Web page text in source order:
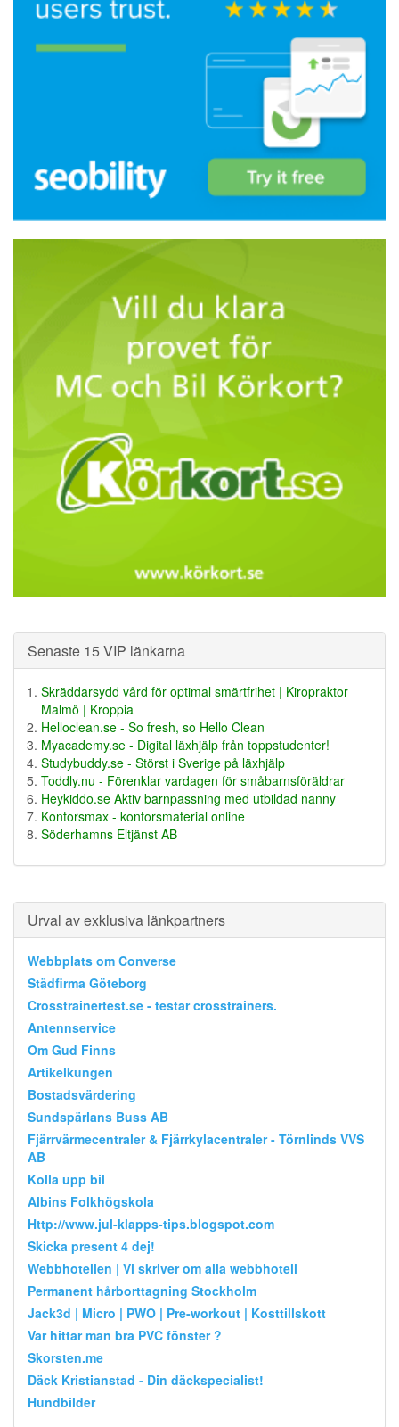
Senaste 15 VIP länkarna
Skräddarsydd vård för optimal smärtfrihet | Kiropraktor
Malmö | Kroppia
Helloclean.se - So fresh, so Hello Clean
Myacademy.se - Digital läxhjälp från toppstudenter!
Studybuddy.se - Störst i Sverige på läxhjälp
Toddly.nu - Förenklar vardagen för småbarnsföräldrar
Heykiddo.se Aktiv barnpassning med utbildad nanny
Kontorsmax - kontorsmaterial online
Söderhamns Eltjänst AB
Urval av exklusiva länkpartners
Webbplats om Converse
Städfirma Göteborg
Crosstrainertest.se - testar crosstrainers.
Antennservice
Om Gud Finns
Artikelkungen
Bostadsvärdering
Sundspärlans Buss AB
Fjärrvärmecentraler & Fjärrkylacentraler - Törnlinds VVS
AB
Kolla upp bil
Albins Folkhögskola
Http://www.jul-klapps-tips.blogspot.com
Skicka present 4 dej!
Webbhotellen | Vi skriver om alla webbhotell
Permanent hårborttagning Stockholm
Jack3d | Micro | PWO | Pre-workout | Kosttillskott
Var hittar man bra PVC fönster ?
Skorsten.me
Däck Kristianstad - Din däckspecialist!
Hundbilder